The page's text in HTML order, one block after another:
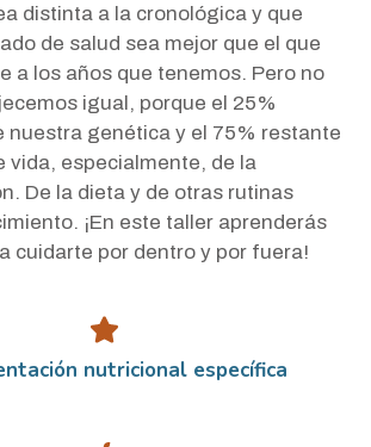
distinta a la cronológica y que
de salud sea mejor que el que
a los años que tenemos. Pero no
igual, porque el 25%
nuestra genética y el 75% restante
vida, especialmente, de la
De la dieta y de otras rutinas
¡En este taller aprenderás
cuidarte por dentro y por fuera!
nutricional específica